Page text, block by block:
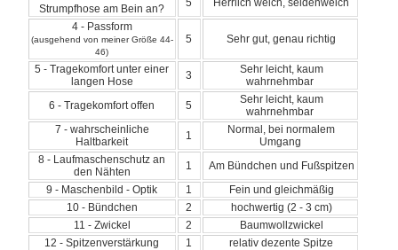
Strumpfhose am Bein an?
5
Herrlich weich, seidenweich
4 - Passform
(ausgehend von meiner Größe 44-
46)
5 Sehr gut, genau richtig
5 - Tragekomfort unter einer
langen Hose
3
Sehr leicht, kaum
wahrnehmbar
6 - Tragekomfort offen
5
Sehr leicht, kaum
wahrnehmbar
7 - wahrscheinliche
Haltbarkeit
1
Normal, bei normalem
Umgang
8 - Laufmaschenschutz an
den Nähten
1
Am Bündchen und Fußspitzen
9 - Maschenbild - Optik
1
Fein und gleichmäßig
10 - Bündchen
2
hochwertig (2 - 3 cm)
11 - Zwickel
2
Baumwollzwickel
12 - Spitzenverstärkung
1
relativ dezente Spitze